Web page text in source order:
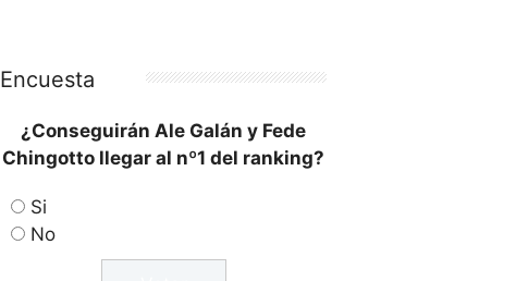
Encuesta
¿Conseguirán Ale Galán y Fede
Chingotto llegar al nº1 del ranking?
Si
No